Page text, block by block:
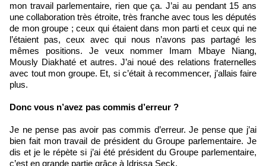
mon travail parlementaire, rien que ça. J’ai au pendant 15 ans
une collaboration très étroite, très franche avec tous les députés
de mon groupe ; ceux qui étaient dans mon parti et ceux qui ne
l’étaient pas, ceux avec qui nous n’avons pas partagé les
mêmes positions. Je veux nommer Imam Mbaye Niang,
Mously Diakhaté et autres. J’ai noué des relations fraternelles
avec tout mon groupe. Et, si c’était à recommencer, j’allais faire
plus.
Donc vous n’avez pas commis d’erreur ?
Je ne pense pas avoir pas commis d’erreur. Je pense que j’ai
bien fait mon travail de président du Groupe parlementaire. Je
dis et je le répète si j’ai été président du Groupe parlementaire,
c’est en grande partie grâce à Idrissa Seck.